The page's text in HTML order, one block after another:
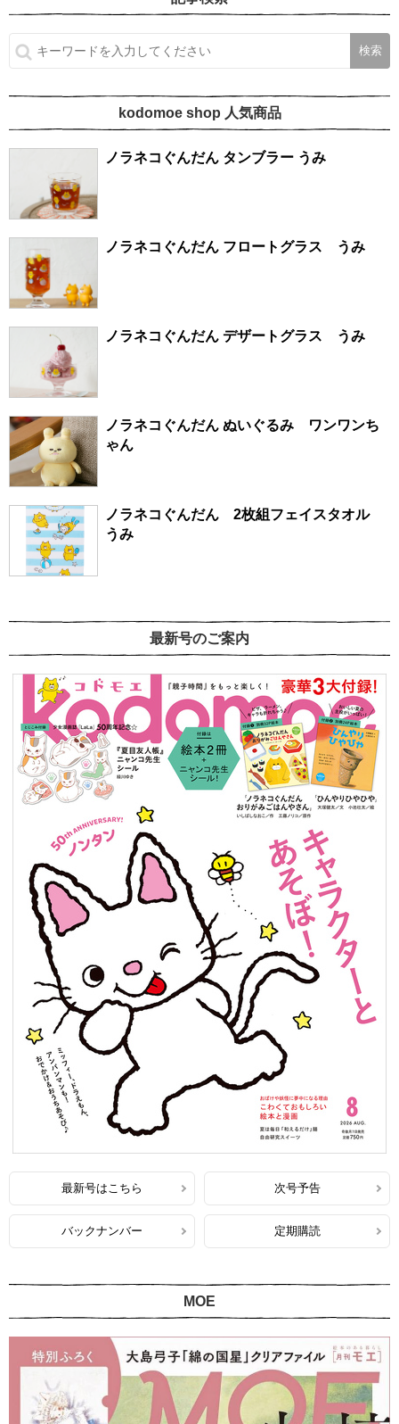
kodomoe shop 人気商品
ノラネコぐんだん タンブラー うみ
ノラネコぐんだん フロートグラス うみ
ノラネコぐんだん デザートグラス うみ
ノラネコぐんだん ぬいぐるみ ワンワンち
ゃん
ノラネコぐんだん 2枚組フェイスタオル
うみ
最新号のご案内
最新号はこちら 次号予告
バックナンバー 定期購読
MOE